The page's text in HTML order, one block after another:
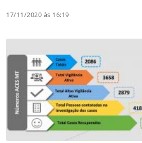
17/11/2020 às 16:19